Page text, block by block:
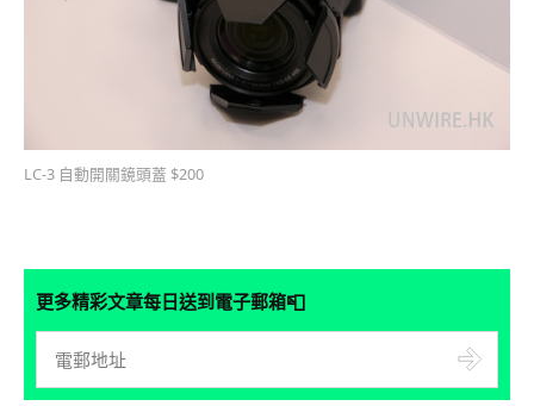
LC-3 自動開關鏡頭蓋 $200
更多精彩文章每日送到電子郵箱📮